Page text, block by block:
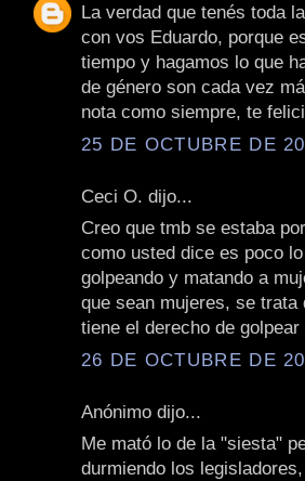
La verdad que tenés toda
con vos Eduardo, porque
tiempo y hagamos lo que
de género son cada vez
nota como siempre, te
25 DE OCTUBRE DE
Ceci O. dijo...
Creo que tmb se estaba
como usted dice es poco
golpeando y matando a
que sean mujeres, se
tiene el derecho de
26 DE OCTUBRE DE
Anónimo dijo...
Me mató lo de la "siesta"
durmiendo los